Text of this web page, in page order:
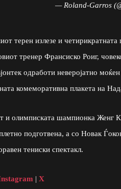
— Roland-Garros
терен излезе и
тренер Франсиско Роиг,
одработи неверојатно
комеморативна плакета на
и олимписката шампионка Женг
подготвена, а со Новак
тениски спектакл.
| X